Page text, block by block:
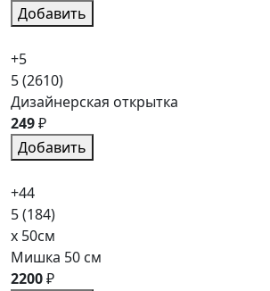
Добавить
+5
5(2610)
Дизайнерская открытка
249₽
Добавить
+44
5(184)
x 50см
Мишка 50 см
2200₽